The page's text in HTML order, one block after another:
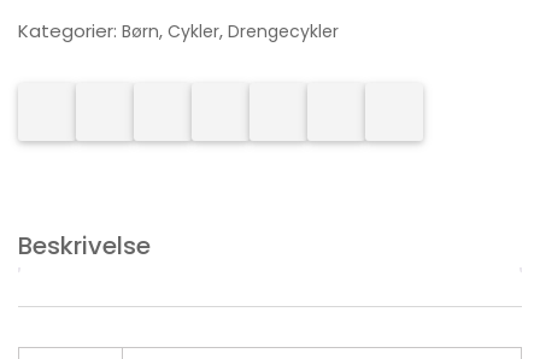
Kategorier: Børn, Cykler, Drengecykler
Beskrivelse